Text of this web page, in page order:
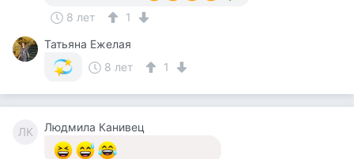
8 лет
1
Татьяна Ежелая
8 лет
1
ЛК Людмила Канивец